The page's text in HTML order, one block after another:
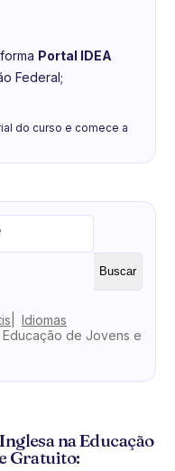
Portal IDEA
Federal;
do curso e comece a
Buscar
Idiomas
de Jovens e
na Educação
Gratuito: